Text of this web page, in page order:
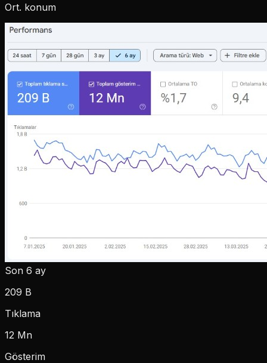
Ort. konum
Son 6 ay
209 B
Tıklama
12 Mn
Gösterim